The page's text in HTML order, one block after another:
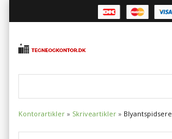
Kontorartikler » Skriveartikler » Blyantspidsere